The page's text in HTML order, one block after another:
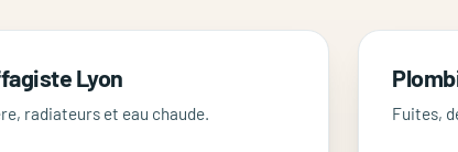
Lyon
radiateurs et eau chaude. Fuites,